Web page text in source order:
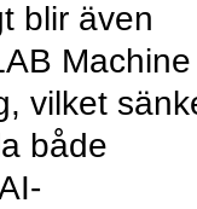
blir även
Machine
vilket
både